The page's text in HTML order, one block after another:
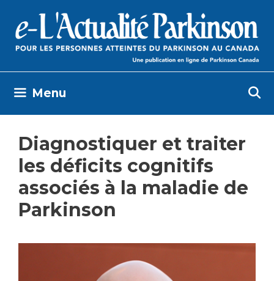
content
Menu
Diagnostiquer et traiter
les déficits cognitifs
associés à la maladie de
Parkinson